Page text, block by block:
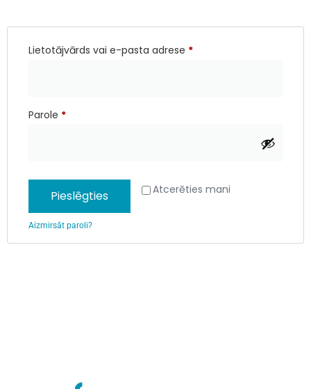
Lietotājvārds vai e-pasta adrese *
Parole *
Atcerēties mani
Pieslēgties
Aizmirsāt paroli?